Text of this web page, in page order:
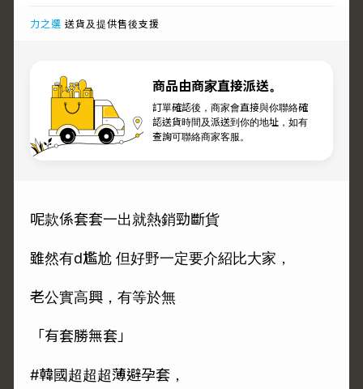
力之選 送貨及提供售後支援
商品由商家直接派送。
訂單確認後，商家會直接與你聯絡確
認送貨時間及派送到你的地址，如有
查詢可聯絡商家客服。
呢款係套套一出就熱銷勁斷貨
雖然有d尷尬 但好野一定要介紹比大家，
老公實高興，有等於無
「有套勝無套」
#韓國超超超薄避孕套，